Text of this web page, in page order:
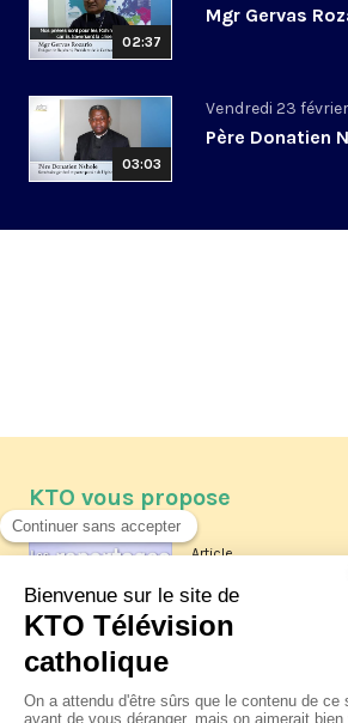
02:37
Mgr Gervas
03:03
Vendredi 23
Père Donatien
KTO vous propose
Article
Les reportages
La visite pastorale
XIV à Assise à